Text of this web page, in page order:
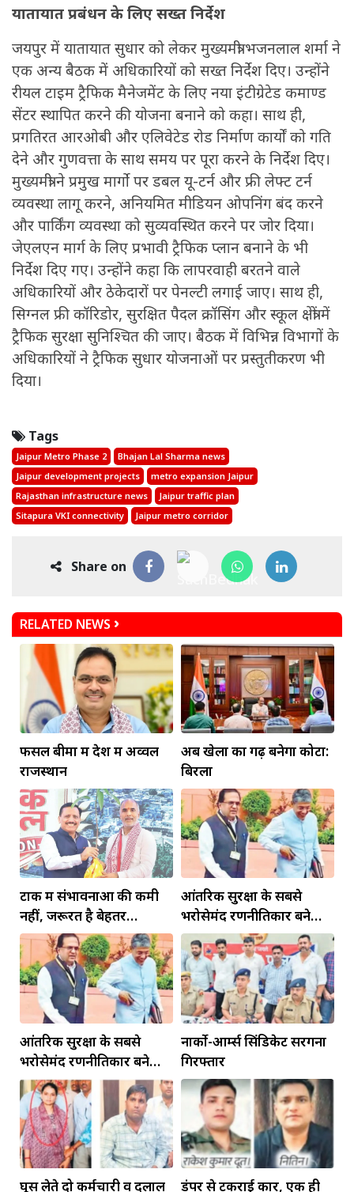
यातायात प्रबंधन के लिए सख्त निर्देश
जयपुर में यातायात सुधार को लेकर मुख्यमंत्री भजनलाल शर्मा ने
एक अन्य बैठक में अधिकारियों को सख्त निर्देश दिए। उन्होंने
रीयल टाइम ट्रैफिक मैनेजमेंट के लिए नया इंटीग्रेटेड कमाण्ड
सेंटर स्थापित करने की योजना बनाने को कहा। साथ ही,
प्रगतिरत आरओबी और एलिवेटेड रोड निर्माण कार्यों को गति
देने और गुणवत्ता के साथ समय पर पूरा करने के निर्देश दिए।
मुख्यमंत्री ने प्रमुख मार्गो पर डबल यू-टर्न और फ्री लेफ्ट टर्न
व्यवस्था लागू करने, अनियमित मीडियन ओपनिंग बंद करने
और पार्किंग व्यवस्था को सुव्यवस्थित करने पर जोर दिया।
जेएलएन मार्ग के लिए प्रभावी ट्रैफिक प्लान बनाने के भी
निर्देश दिए गए। उन्होंने कहा कि लापरवाही बरतने वाले
अधिकारियों और ठेकेदारों पर पेनल्टी लगाई जाए। साथ ही,
सिग्नल फ्री कॉरिडोर, सुरक्षित पैदल क्रॉसिंग और स्कूल क्षेत्रों में
ट्रैफिक सुरक्षा सुनिश्चित की जाए। बैठक में विभिन्न विभागों के
अधिकारियों ने ट्रैफिक सुधार योजनाओं पर प्रस्तुतीकरण भी
दिया।
Tags
Jaipur Metro Phase 2
Bhajan Lal Sharma news
Jaipur development projects
metro expansion Jaipur
Rajasthan infrastructure news
Jaipur traffic plan
Sitapura VKI connectivity
Jaipur metro corridor
Share on
RELATED NEWS
फसल बीमा में देश में अव्वल
राजस्थान
अब खेलों का गढ़ बनेगा कोटा:
बिरला
टोंक में संभावनाओं की कमी
नहीं, जरूरत है बेहतर
इंफ्रास्ट्रक्चर की
आंतरिक सुरक्षा के सबसे
भरोसेमंद रणनीतिकार बने
रहेंगे गोविंद मोहन
आंतरिक सुरक्षा के सबसे
भरोसेमंद रणनीतिकार बने
रहेंगे गोविंद मोहन
नार्को-आर्म्स सिंडिकेट सरगना
गिरफ्तार
घूस लेते दो कर्मचारी व दलाल डंपर से टकराई कार, एक ही